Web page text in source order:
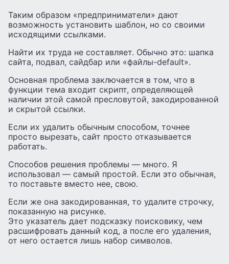
Таким образом «предприниматели» дают
возможность установить шаблон, но со своими
исходящими ссылками.
Найти их труда не составляет. Обычно это: шапка
сайта, подвал, сайдбар или «файлы-default».
Основная проблема заключается в том, что в
функции тема входит скрипт, определяющей
наличии этой самой пресловутой, закодированной
и скрытой ссылки.
Если их удалить обычным способом, точнее
просто вырезать, сайт просто отказывается
работать.
Способов решения проблемы — много. Я
использовал — самый простой. Если это обычная,
то поставьте вместо нее, свою.
Если же она закодированная, то удалите строчку,
показанную на рисунке.
Это указатель дает подсказку поисковику, чем
расшифровать данный код, а после его удаления,
от него остается лишь набор символов.